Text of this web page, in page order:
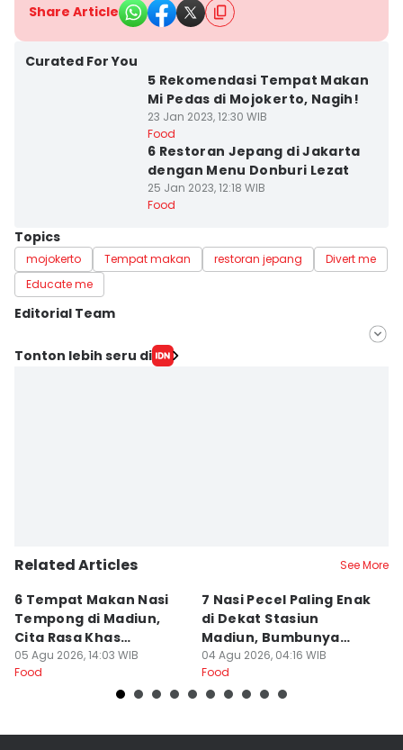
Share Article
Curated For You
5 Rekomendasi Tempat Makan
Mi Pedas di Mojokerto, Nagih!
23 Jan 2023, 12:30 WIB
Food
6 Restoran Jepang di Jakarta
dengan Menu Donburi Lezat
25 Jan 2023, 12:18 WIB
Food
Topics
mojokerto Tempat makan restoran jepang
Divert me
Educate me
Editorial Team
Editor
Tonton lebih seru di
Related Articles See More
6 Tempat Makan Nasi
Tempong di Madiun,
Cita Rasa Khas
Banyuwangi
05 Agu 2026, 14:03 WIB
Food
7 Nasi Pecel Paling Enak
di Dekat Stasiun
Madiun, Bumbunya
Khas
04 Agu 2026, 04:16 WIB
Food